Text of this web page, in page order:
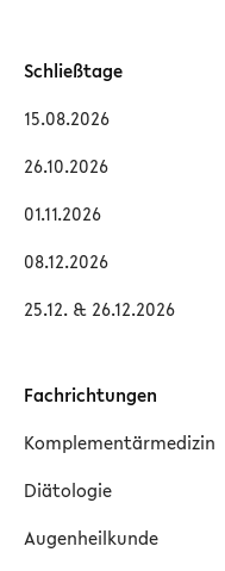
Schließtage
15.08.2026
26.10.2026
01.11.2026
08.12.2026
25.12. & 26.12.2026
Fachrichtungen
Komplementärmedizin
Diätologie
Augenheilkunde